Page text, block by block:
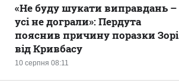
10 серпня 08:11
«Не буду шукати виправдань –
усі не дограли»: Пердута
пояснив причину поразки Зорі
від Кривбасу